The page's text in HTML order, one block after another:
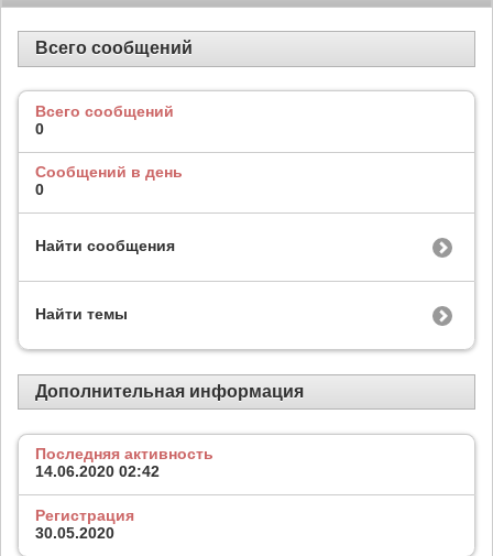
Всего сообщений
Всего сообщений
0
Сообщений в день
0
Найти сообщения
Найти темы
Дополнительная информация
Последняя активность
14.06.2020 02:42
Регистрация
30.05.2020